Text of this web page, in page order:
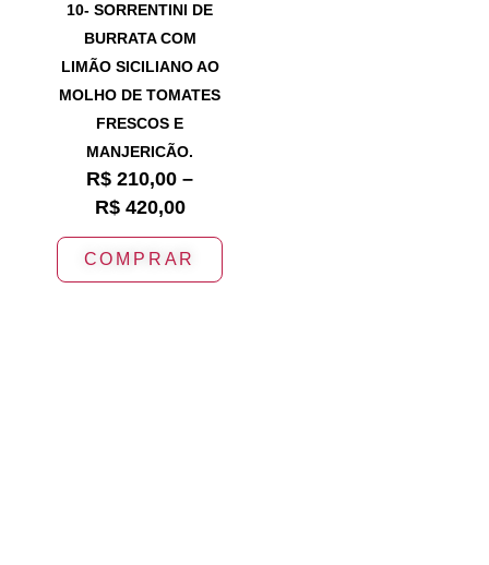
10- SORRENTINI DE
BURRATA COM
LIMÃO SICILIANO AO
MOLHO DE TOMATES
FRESCOS E
MANJERICÃO.
R$ 210,00 –
R$420,00
COMPRAR